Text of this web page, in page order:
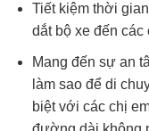
Tiết kiệm thời
dắt bộ xe đến
Mang đến sự an
làm sao để di
biệt với các chị